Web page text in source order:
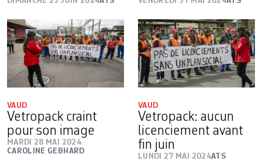
VAUD
Vetropack craint
pour son image
MARDI 28 MAI 2024
CAROLINE GEBHARD
VAUD
Vetropack: aucun
licenciement avant
fin juin
LUNDI 27 MAI 2024ATS